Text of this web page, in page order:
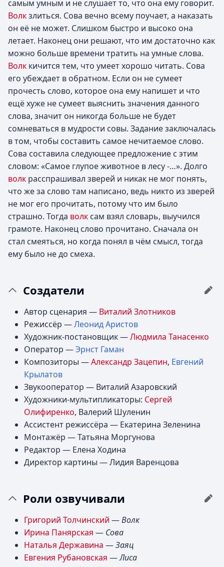
самым умным и не слушает то, что она ему говорит.
Волкзлиться. Сова вечно всему поучает, а наказать
он её не может. Слишком быстро и высоко она
летает. Наконец они решают, что им достаточно как
можно больше времени тратить на умные слова.
Волк кичится тем, что умеет хорошо читать. Сова
его убеждает в обратном. Если он не сумеет
прочесть слово, которое она ему напишет и что
ещё хуже не сумеет выяснить значения данного
слова, значит он никогда больше не будет
сомневаться в мудрости совы. Задание заключалась
в том, чтобы составить самое нечитаемое слово.
Сова составила следующее предложение с этим
словом: «Самое глупое животное в лесу -…». Долго
волк расспрашивал зверей и никак не мог понять,
что же за слово там написано, ведь никто из зверей
не мог его прочитать, потому что им было
страшно. Тогда волк сам взял словарь, выучился
грамоте. Наконец слово прочитано. Сначала он
стал смеяться, но когда понял в чём смысл, тогда
ему было не до смеха.
Создатели
Автор сценария — Виталий Злотников
Режиссёр —Леонид Аристов
Художник-постановщик —Людмила Танасенко
Оператор —Эрнст Гаман
Композиторы —Александр Зацепин, Евгений
Крылатов
Звукооператор — Виталий Азаровский
Художники-мультипликаторы: Сергей
Олифиренко, Валерий Шуленин
Ассистент режиссёра — Екатерина Зеленина
Монтажёр — Татьяна Моргунова
Редактор — Елена Ходина
Директор картины — Лидия Варенцова
Роли озвучивали
Григорий Толчинский —Волк
Ирина Панярская — Сова
Наталья Державина —Заяц
Евгения Рубановская —Лиса